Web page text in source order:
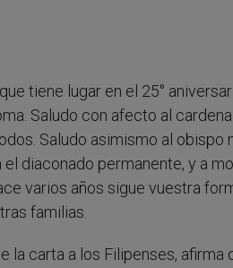
tiene lugar en el 25°
Saludo con afecto al
Saludo asimismo al obispo
diaconado permanente, y a
varios años sigue vuestra
familias.
la carta a los Filipenses,